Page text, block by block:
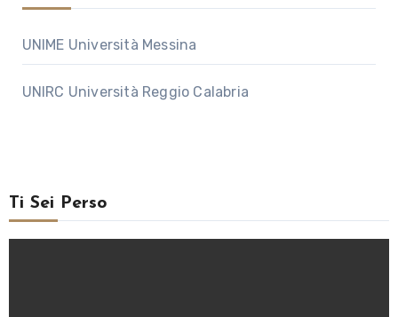
UNIME Università Messina
UNIRC Università Reggio Calabria
Ti Sei Perso